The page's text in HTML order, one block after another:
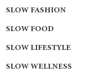
SLOW FASHION
SLOW FOOD
SLOW LIFESTYLE
SLOW WELLNESS